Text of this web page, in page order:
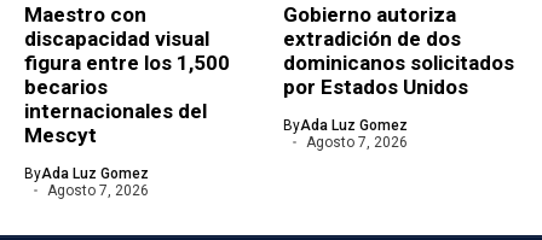
Maestro con
discapacidad visual
figura entre los 1,500
becarios
internacionales del
Mescyt
ByAda Luz Gomez
Agosto 7, 2026
Gobierno autoriza
extradición de dos
dominicanos solicitados
por Estados Unidos
ByAda Luz Gomez
Agosto 7, 2026